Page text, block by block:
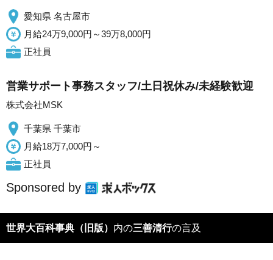
愛知県 名古屋市
月給24万9,000円～39万8,000円
正社員
営業サポート事務スタッフ/土日祝休み/未経験歓迎
株式会社MSK
千葉県 千葉市
月給18万7,000円～
正社員
Sponsored by
世界大百科事典（旧版） 内の三善清行の言及